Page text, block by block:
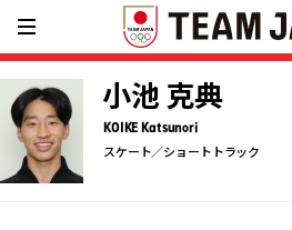
小池 克典
KOIKE Katsunori
スケート／ショートトラック